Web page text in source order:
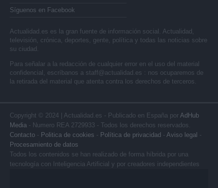
Síguenos en Facebook
Actualidad.es es la gran fuente de información social. Actualidad,
televisión, crónica, deportes, gente, política y todas las noticias sobre
su ciudad.
Para señalar a la redacción de cualquier error en el uso del material
confidencial, escríbanos a staff@actualidad.es : nos ocuparemos de
la retirada del material que atenta contra los derechos de terceros.
Copyright © 2024 | Actualidad.es - Publicado en España por AdHub
Media - Numero REA 2729933 - Todos los derechos reservados.
Contacto - Politica de cookies - Política de privacidad - Aviso legal -
Procesamiento de datos
Todos los contenidos se han realizado de forma híbrida por una
tecnología con Inteligencia Artificial y por creadores independientes